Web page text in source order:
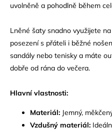
uvolněně a pohodlně během
Lněné šaty snadno využijete
posezení s přáteli i běžné
sandály nebo tenisky a máte
dobře od rána do večera.
Hlavní vlastnosti:
Materiál: Jemný,
Vzdušný materiál: